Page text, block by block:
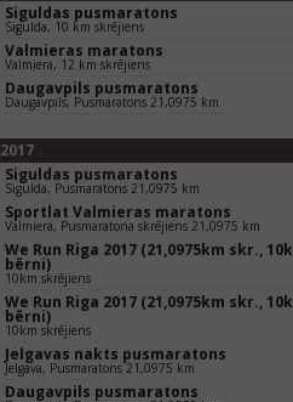
Siguldas pusmaratons
Sigulda, 10 km skrējiens
Valmieras maratons
Valmiera, 12 km skrējiens
Daugavpils pusmaratons
Daugavpils, Pusmaratons 21,0975 km
2017
Siguldas pusmaratons
Sigulda, Pusmaratons 21,0975 km
Sportlat Valmieras maratons
Valmiera, Pusmaratona skrējiens 21,0975 km
We Run Riga 2017 (21,0975km skr.,
bērni)
10km skrējiens
We Run Riga 2017 (21,0975km skr.,
bērni)
10km skrējiens
Jelgavas nakts pusmaratons
Jelgava, Pusmaratons 21,0975 km
Daugavpils pusmaratons